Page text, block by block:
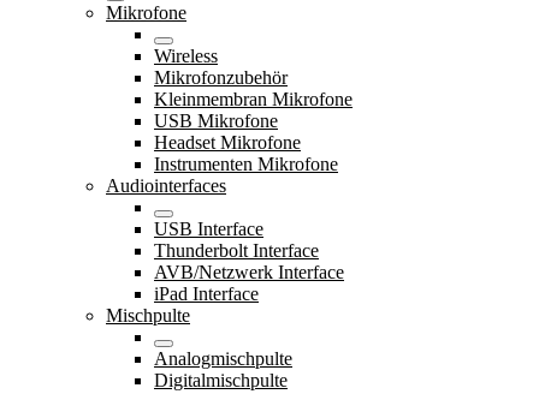
Mikrofone
Wireless
Mikrofonzubehör
Kleinmembran Mikrofone
USB Mikrofone
Headset Mikrofone
Instrumenten Mikrofone
Audiointerfaces
USB Interface
Thunderbolt Interface
AVB/Netzwerk Interface
iPad Interface
Mischpulte
Analogmischpulte
Digitalmischpulte